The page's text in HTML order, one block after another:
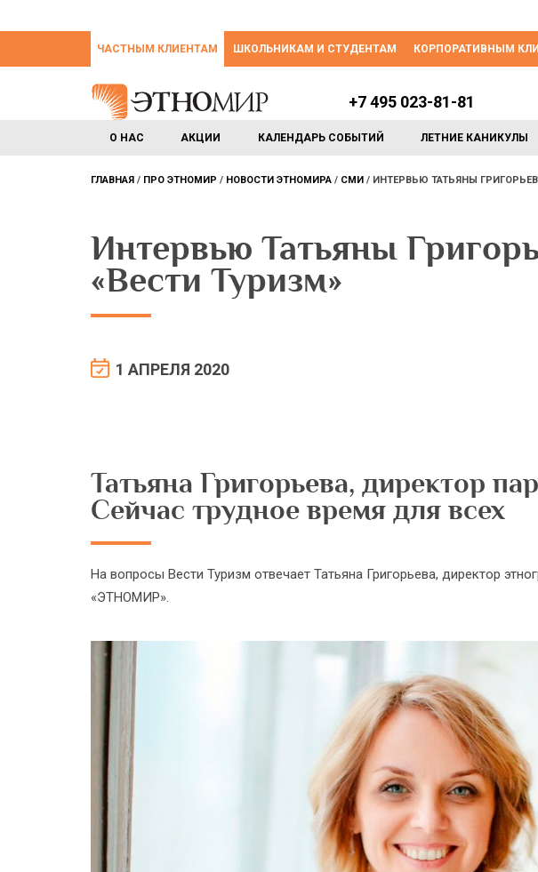
ЧАСТНЫМ КЛИЕНТАМ ШКОЛЬНИКАМ И СТУДЕНТАМ КОРПОРАТИВНЫМ
О НАС АКЦИИ КАЛЕНДАРЬ СОБЫТИЙ ЛЕТНИЕ КАНИКУЛЫ
+7 495 023-81-81
ГЛАВНАЯ ПРО ЭТНОМИР НОВОСТИ ЭТНОМИРА СМИ ИНТЕРВЬЮ ТАТЬЯНЫ
Интервью Татьяны
«Вести Туризм»
1 АПРЕЛЯ 2020
Татьяна Григорьева, директор
Сейчас трудное время для всех
На вопросы Вести Туризм отвечает Татьяна Григорьева, директор
«ЭТНОМИР».